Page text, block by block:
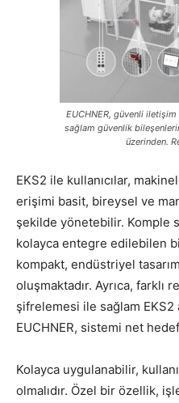
EUCHNER, güvenli iletişim
sağlam güvenlik
üzerinden.
EKS2 ile kullanıcılar,
erişimi basit, bireysel ve
şekilde yönetebilir. Komple
kolayca entegre edilebilen
kompakt, endüstriyel
oluşmaktadır. Ayrıca, farklı
şifrelemesi ile sağlam EKS2
EUCHNER, sistemi net
Kolayca uygulanabilir,
olmalıdır. Özel bir özellik,